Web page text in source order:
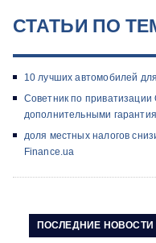
СТАТЬИ ПО
10 лучших автомобилей
Советник по приватизации
дополнительными
доля местных налогов
Finance.ua
ПОСЛЕДНИЕ НОВОСТИ